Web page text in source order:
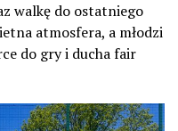
walkę do ostatniego
atmosfera, a młodzi
do gry i ducha fair